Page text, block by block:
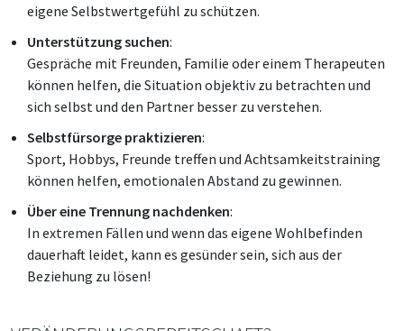
eigene Selbstwertgefühl zu schützen.
Unterstützung suchen:
Gespräche mit Freunden, Familie oder einem Therapeuten
können helfen, die Situation objektiv zu betrachten und
sich selbst und den Partner besser zu verstehen.
Selbstfürsorge praktizieren:
Sport, Hobbys, Freunde treffen und Achtsamkeitstraining
können helfen, emotionalen Abstand zu gewinnen.
Über eine Trennung nachdenken:
In extremen Fällen und wenn das eigene Wohlbefinden
dauerhaft leidet, kann es gesünder sein, sich aus der
Beziehung zu lösen!